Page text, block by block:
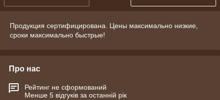
Продукция сертифицирована. Цены максимально низкие,
сроки максимально быстрые!
Про нас
Рейтинг не сформований
Менше 5 відгуків за останній рік